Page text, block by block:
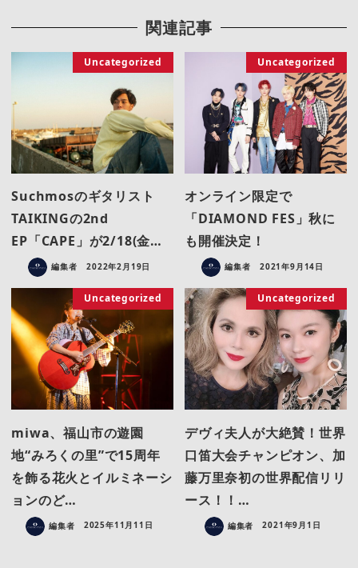
関連記事
Uncategorized
Suchmosのギタリスト
TAIKINGの2nd
EP「CAPE」が2/18(金…
編集者 2022年2月19日
Uncategorized
オンライン限定で
「DIAMOND FES」秋に
も開催決定！
編集者 2021年9月14日
Uncategorized
miwa、福山市の遊園
地“みろくの里”で15周年
を飾る花火とイルミネーシ
ョンのど…
編集者 2025年11月11日
Uncategorized
デヴィ夫人が大絶賛！世界
口笛大会チャンピオン、加
藤万里奈初の世界配信リリ
ース！！…
編集者 2021年9月1日